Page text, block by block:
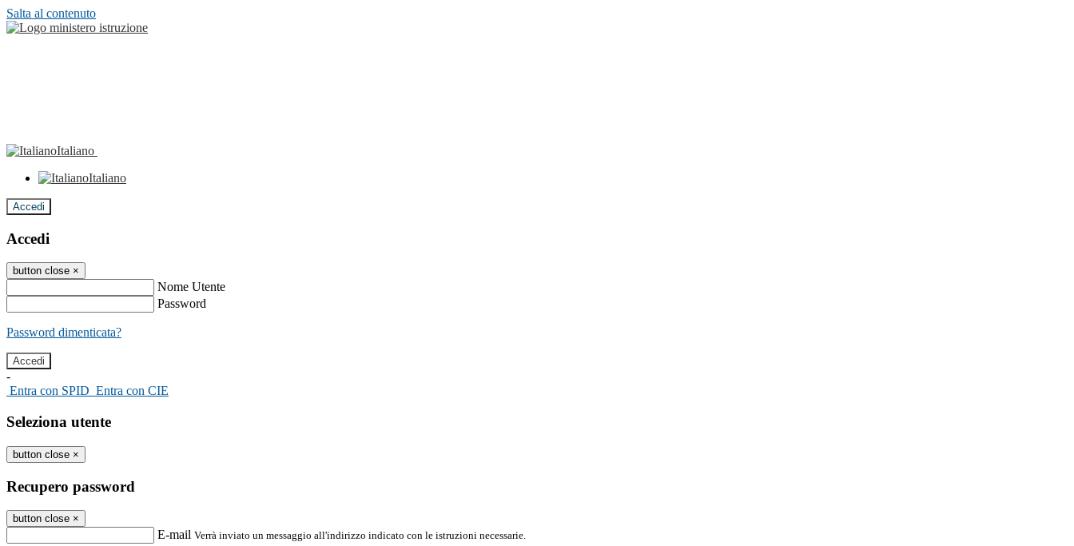
Salta al contenuto
Italiano
Italiano
Accedi
Accedi
button close ×
Nome Utente
Password
Password dimenticata?
-
Entra con SPID Entra con CIE
Seleziona utente
button close ×
Recupero password
button close ×
E-mail Verrà inviato un messaggio all'indirizzo indicato con le istruzioni necessarie.